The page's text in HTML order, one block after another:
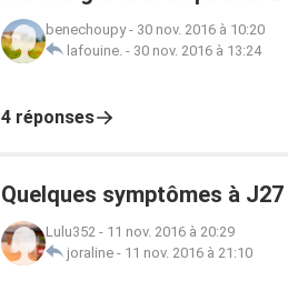
benechoupy- 30 nov. 2016 à 10:20
lafouine. - 30 nov. 2016 à 13:24
4 réponses
Quelques symptômes à J27
Lulu352 - 11 nov. 2016 à 20:29
joraline - 11 nov. 2016 à 21:10